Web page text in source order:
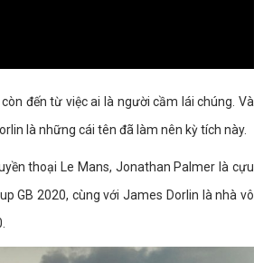
đến từ việc ai là người cầm lái chúng. Và
là những cái tên đã làm nên kỳ tích này.
thoại Le Mans, Jonathan Palmer là cựu
GB 2020, cùng với James Dorlin là nhà vô